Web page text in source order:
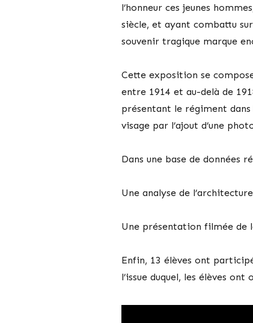
l’honneur ces jeunes
siècle, et ayant combattu
souvenir tragique marque
Cette exposition se
entre 1914 et au-delà de
présentant le régiment
visage par l’ajout d’une
Dans une base de données
Une analyse de
Une présentation filmée de
Enfin, 13 élèves ont
l’issue duquel, les élèves